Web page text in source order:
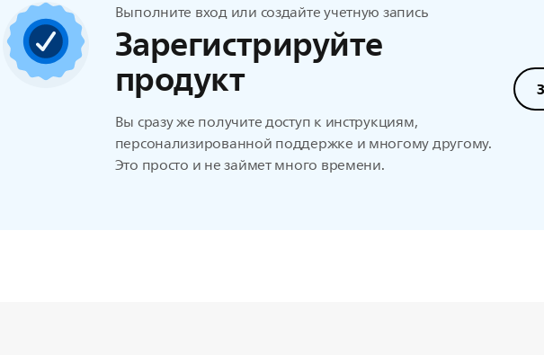
Выполните вход или создайте учетную запись
Зарегистрируйте
продукт
Вы сразу же получите доступ к инструкциям,
персонализированной поддержке и многому другому.
Это просто и не займет много времени.